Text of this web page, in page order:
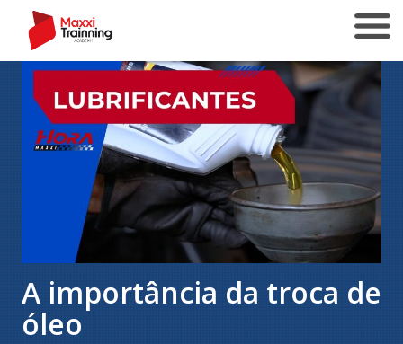
A importância da troca de
óleo